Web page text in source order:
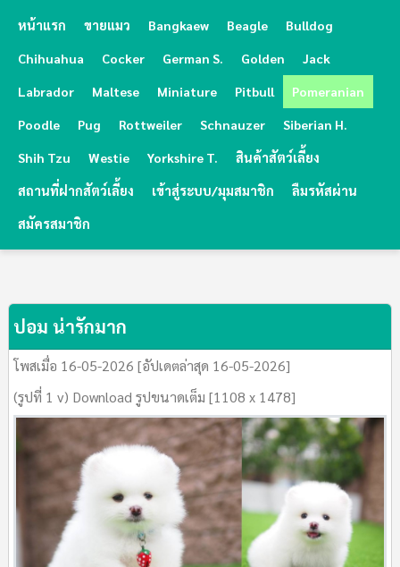
หน้าแรก ขายแมว Bangkaew Beagle Bulldog
Chihuahua Cocker German S. Golden Jack
Labrador Maltese Miniature Pitbull Pomeranian
Poodle Pug Rottweiler Schnauzer Siberian H.
Shih Tzu Westie Yorkshire T. สินค้าสัตว์เลี้ยง
สถานที่ฝากสัตว์เลี้ยง เข้าสู่ระบบ/มุมสมาชิก ลืมรหัสผ่าน
สมัครสมาชิก
ปอม น่ารักมาก
โพสเมื่อ 16-05-2026 [อัปเดตล่าสุด 16-05-2026]
(รูปที่ 1 v) Download รูปขนาดเต็ม [1108 x 1478]